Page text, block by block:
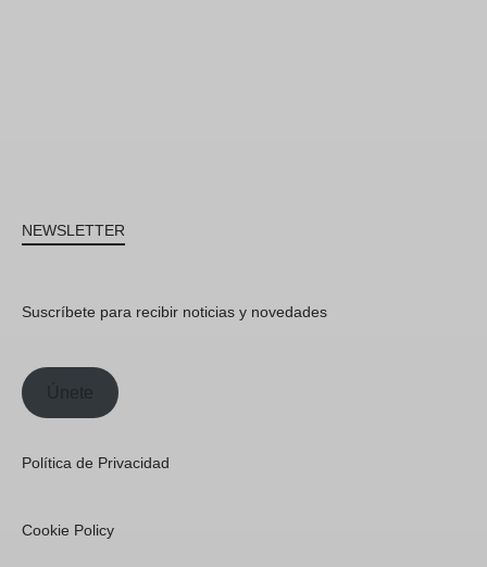
NEWSLETTER
Suscríbete para recibir noticias y novedades
Únete
Política de Privacidad
Cookie Policy